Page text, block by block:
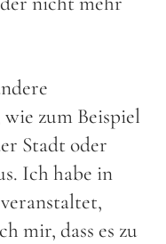
zum Beispiel
Stadt oder
Ich habe in
mir, dass es zu